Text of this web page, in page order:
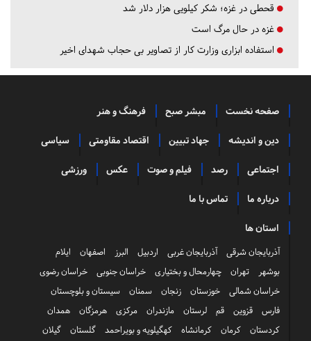
قحطی در غزه؛ شکر کیلویی هزار دلار شد
غزه در حال مرگ است
استفاده ابزاری وزارت کار از تصاویر بی حجاب شهدای اخیر
صفحه نخست مبشر صبح فرهنگ و هنر
دین و اندیشه جهاد تبیین اقتصاد مقاومتی سیاسی
اجتماعی رصد فیلم و صوت عکس ورزشی
درباره ما تماس با ما
استان ها
آذربایجان شرقی آذربایجان غربی اردبیل البرز اصفهان
ایلام
بوشهر
تهران چهارمحال و بختیاری خراسان جنوبی
خراسان رضوی
خراسان شمالی
خوزستان زنجان سمنان
سیستان و بلوچستان
فارس
قزوین قم لرستان مازندران مرکزی هرمزگان
همدان
کردستان
کرمان کرمانشاه کهگیلویه و بویراحمد گلستان گیلان